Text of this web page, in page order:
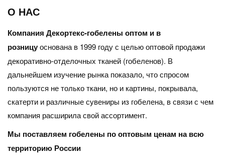
О НАС
Компания Декортекс-гобелены оптом и в
розницуоснована в 1999 году с целью оптовой продажи
декоративно-отделочных тканей (гобеленов). В
дальнейшем изучение рынка показало, что спросом
пользуются не только ткани, но и картины, покрывала,
скатерти и различные сувениры из гобелена, в связи с чем
компания расширила свой ассортимент.
Мы поставляем гобелены по оптовым ценам на всю
территорию России